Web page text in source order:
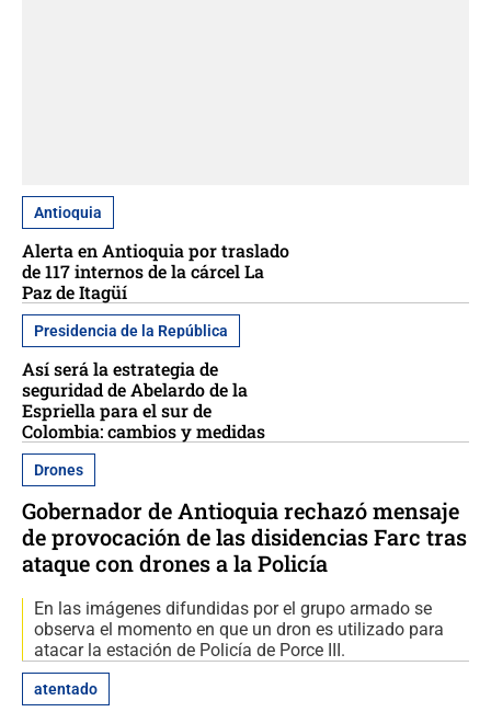
Antioquia
Alerta en Antioquia por traslado
de 117 internos de la cárcel La
Paz de Itagüí
Presidencia de la República
Así será la estrategia de
seguridad de Abelardo de la
Espriella para el sur de
Colombia: cambios y medidas
Drones
Gobernador de Antioquia rechazó mensaje
de provocación de las disidencias Farc tras
ataque con drones a la Policía
En las imágenes difundidas por el grupo armado se
observa el momento en que un dron es utilizado para
atacar la estación de Policía de Porce III.
atentado